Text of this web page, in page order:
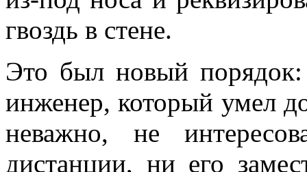
гвоздь в стене.
Это был новый порядок:
инженер, который умел
неважно, не
дистанции, ни его